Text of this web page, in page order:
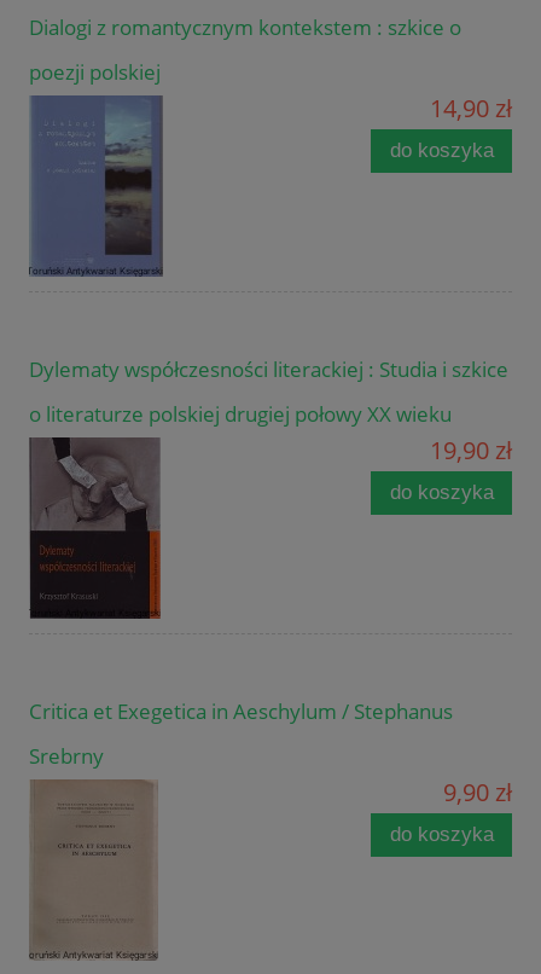
Dialogi z romantycznym kontekstem : szkice o
poezji polskiej
14,90 zł
do koszyka
Dylematy współczesności literackiej : Studia i szkice
o literaturze polskiej drugiej połowy XX wieku
19,90 zł
do koszyka
Critica et Exegetica in Aeschylum / Stephanus
Srebrny
9,90 zł
do koszyka